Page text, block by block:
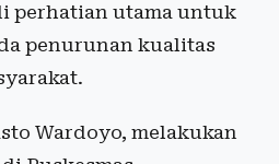
perhatian utama untuk
penurunan kualitas
Wardoyo, melakukan